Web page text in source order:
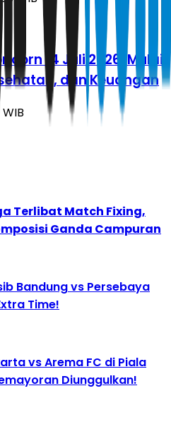
14 Juli 2026: Mulai
dan Keuangan
Terlibat Match Fixing,
Ganda Campuran
Bandung vs Persebaya
Time!
vs Arema FC di Piala
Diunggulkan!